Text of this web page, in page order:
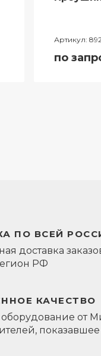
Артикул:
по
ПО ВСЕЙ
доставка
РФ
КАЧЕСТВО
оборудование от
показавшее